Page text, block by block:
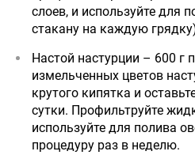
слоев, и используйте для
стакану на каждую
Настой настурции – 600 г
измельченных цветов
крутого кипятка и
сутки. Профильтруйте
используйте для полива
процедуру раз в неделю.